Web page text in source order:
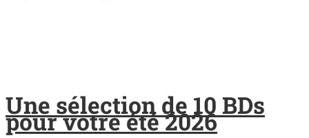
Une sélection de 10 BDs
pour votre été 2026